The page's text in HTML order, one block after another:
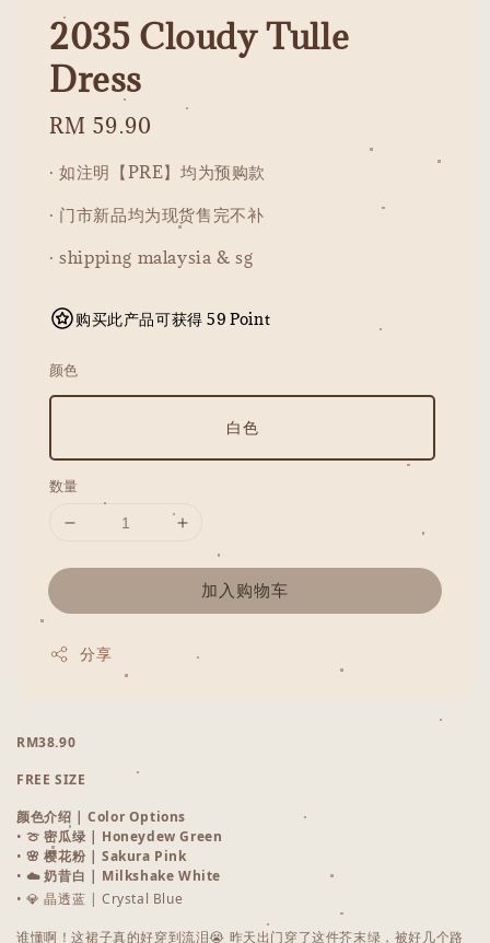
2035 Cloudy Tulle
Dress
Regular
RM 59.90
· 如注明【PRE】均为预购款
· 门市新品均为现货售完不补
· shipping malaysia & sg
购买此产品可获得 59 Point
颜色
白色
数量
加入购物车
分享
RM38.90
FREE SIZE
颜色介绍 | Color Options
•🍈 密瓜绿 | Honeydew Green
•🌸 樱花粉 | Sakura Pink
•☁️ 奶昔白 | Milkshake White
• 💎 晶透蓝 | Crystal Blue
谁懂啊！这裙子真的好穿到流泪😭 昨天出门穿了这件芥末绿，被好几个路